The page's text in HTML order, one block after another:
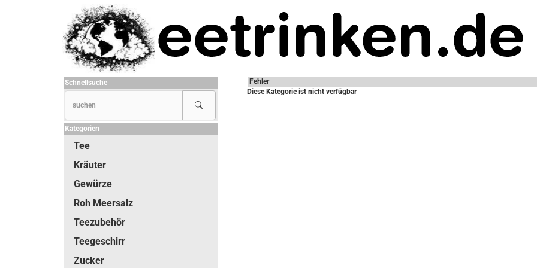
Fehler
Diese Kategorie ist nicht verfügbar
Schnellsuche
Kategorien
Tee
Kräuter
Gewürze
Roh Meersalz
Teezubehör
Teegeschirr
Zucker